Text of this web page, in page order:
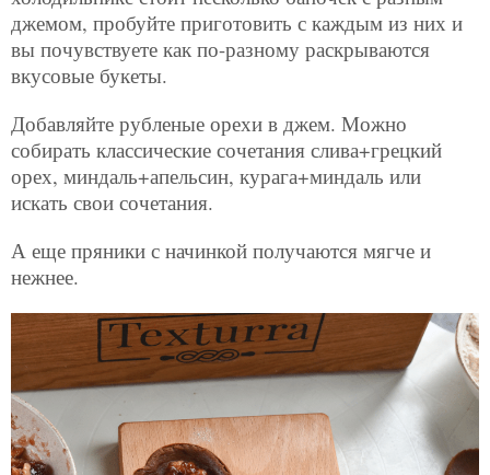
джемом, пробуйте приготовить с каждым из них и
вы почувствуете как по-разному раскрываются
вкусовые букеты.
Добавляйте рубленые орехи в джем. Можно
собирать классические сочетания слива+грецкий
орех, миндаль+апельсин, курага+миндаль или
искать свои сочетания.
А еще пряники с начинкой получаются мягче и
нежнее.